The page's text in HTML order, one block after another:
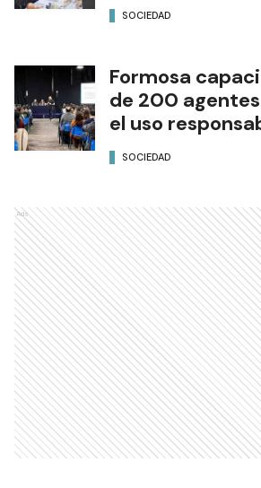
SOCIEDAD
Formosa
de 200
el uso
SOCIEDAD
Ads